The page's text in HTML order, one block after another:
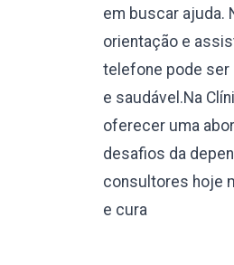
em buscar ajuda.
orientação e
telefone pode ser
e saudável.Na
oferecer uma
desafios da
consultores hoje
e cura